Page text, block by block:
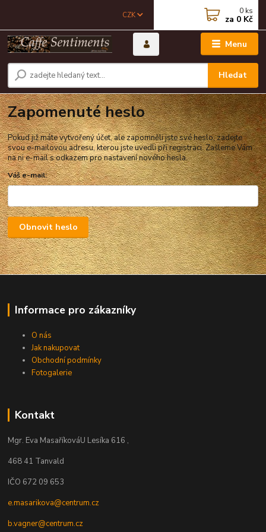
Menu
CZK
Hledat
0 ks
za 0 Kč
Zapomenuté heslo
Pokud již máte vytvořený účet, ale zapomněli jste své heslo, zadejte
svou e-mailovou adresu, kterou jste uvedli při registraci. Zašleme Vám
na ni e-mail s odkazem pro nastavení nového hesla.
Váš e-mail:
Obnovit heslo
Informace pro zákazníky
O nás
Jak nakupovat
Obchodní podmínky
Fotogalerie
Kontakt
Mgr. Eva MasaříkováU Lesíka 616 ,
468 41 Tanvald
IČO 672 09 653
e.masarikova@centrum.cz
b.vagner@centrum.cz